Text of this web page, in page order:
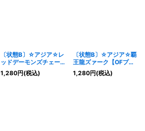
〔状態B〕☆アジア☆レ
ッドデーモンズチェーン
【OFプリズマティック
シークレット】{アジア
1,280円(税込)
〔状態B〕☆アジア☆覇
王龍ズァーク【OFプリ
ズマティックシークレッ
ト】{アジアLOSP-
1,280円(税込)